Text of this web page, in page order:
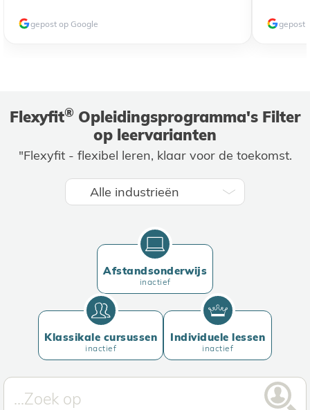
gepost op Google gepost
Flexyfit® Opleidingsprogramma's Filter
op leervarianten
"Flexyfit - flexibel leren, klaar voor de toekomst.
Afstandsonderwijs
inactief
Klassikale cursussen
inactief
Individuele lessen
inactief